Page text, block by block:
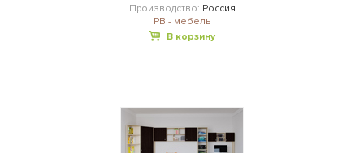
Производство: Россия
РВ - мебель
В корзину